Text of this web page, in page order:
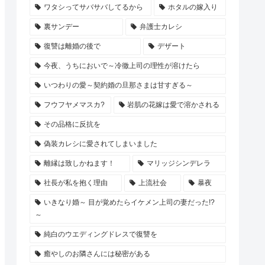
ワタシってサバサバしてるから ホタルの嫁入り
裏サンデー 弁護士カレシ
復讐は離婚の後で デザート
今夜、うちにおいで～冷徹上司の理性が溶けたら
いつわりの愛～契約婚の旦那さまは甘すぎる～
フウフヤメマスカ? 岩肌の花嫁は愛で溶かされる
その品格に反抗を
偽装カレシに愛されてしまいました
離縁は致しかねます！ マリッジシンデレラ
社長が私を抱く理由 上流社会 暴夜
いきなり婚～ 目が覚めたらイケメン上司の妻だった!?
～
純白のウエディングドレスで復讐を
癒やしのお隣さんには秘密がある